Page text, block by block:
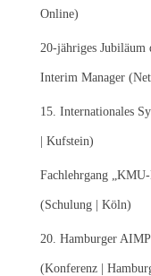
c
:
Online)
20-jähriges Jubiläum
Interim Manager
15. Internationales
| Kufstein)
Fachlehrgang
(Schulung | Köln)
20. Hamburger
(Konferenz |